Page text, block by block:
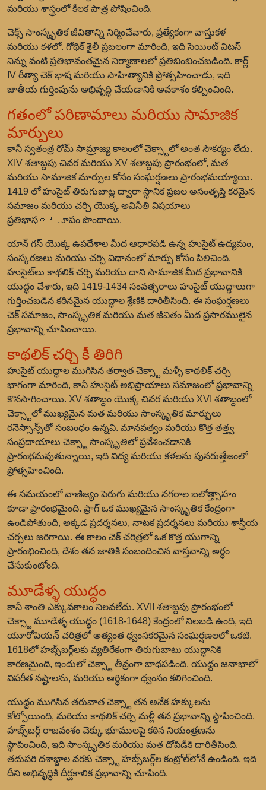
మరియు శాస్త్రంలో కీలక పాత్ర పోషించింది.
చెక్స్ సాంస్కృతిక జీవితాన్ని నిర్మించేవారు, ప్రత్యేకంగా వాస్తుకళ
మరియు కళలో. గోథిక్ శైలీ ప్రబలంగా మారింది, ఇది సెయింట్ విటస్
నిన్ను వంటి ప్రతిభావంతమైన నిర్మాణాలలో ప్రతిబింబించబడింది. కార్ల్
IV రీత్యా చెక్ భాష మరియు సాహిత్యానికి ప్రోత్సహించాడు, ఇది
జాతీయ గుర్తింపును అభివృద్ధి చేయడానికి అవకాశం కల్పించింది.
గతంలో పరిణామాలు మరియు సామాజిక
మార్పులు
కానీ స్వతంత్ర రోమ్ సామ్రాజ్య కాలంలో చెక్స్టాలో అంత సౌకర్యం లేదు.
XIV శతాబ్దపు చివర మరియు XV శతాబ్దపు ప్రారంభంలో, మత
మరియు సామాజిక మార్పుల కోసం సంఘర్షణలు ప్రారంభమయ్యాయి.
1419 లో హుసైట్ తిరుగుబాట్ల ద్వారా స్థానిక ప్రజల అసంతృప్తి కరమైన
సమాజం మరియు చర్చి యొక్క అవినీతి విషయాలు
ప్రతిభాస्वरూపం పొందాయి.
యాన్ గస్ యొక్క ఉపదేశాల మీద ఆధారపడి ఉన్న హుసైట్ ఉద్యమం,
సంస్కరణలు మరియు చర్చి విధానంలో మార్పు కోసం పిలిచింది.
హుసైట్‌లు కాథలిక్ చర్చి మరియు దాని సామాజిక మీద ప్రభావానికి
యుద్ధం చేశారు, ఇది 1419-1434 సంవత్సరాలు హుసైట్ యుద్ధాలుగా
గుర్తించబడిన కఠినమైన యుద్ధాల శ్రేణికి దారితీసింది. ఈ సంఘర్షణలు
చెక్ సమాజం, సాంస్కృతిక మరియు మత జీవితం మీద ప్రసారములైన
ప్రభావాన్ని చూపించాయి.
కాథలిక్ చర్చి కీ తిరిగి
హుసైట్ యుద్ధాల ముగిసిన తర్వాత చెక్స్టా మళ్ళీ కాథలిక్ చర్చి
భాగంగా మారింది, కానీ హుసైట్ అభిప్రాయాలు సమాజంలో ప్రభావాన్ని
కొనసాగించాయి. XV శతాబ్దం యొక్క చివర మరియు XVI శతాబ్దంలో
చెక్స్టాలో ముఖ్యమైన మత మరియు సాంస్కృతిక మార్పులు
రనెస్సాన్స్‌తో సంబంధం ఉన్నవి. మానవత్వం మరియు కొత్త తత్త్వ
సంప్రదాయాలు చెక్స్టా సాంస్కృతిలో ప్రవేశించడానికి
ప్రారంభమవుతున్నాయి, ఇది విద్య మరియు కళలను పునరుత్తేజంలో
ప్రోత్సహించింది.
ఈ సమయంలో వాణిజ్యం పెరుగు మరియు నగరాల బలోత్త్సాహం
కూడా ప్రారంభమైంది. ప్రాగ్ ఒక ముఖ్యమైన సాంస్కృతిక కేంద్రంగా
ఉండిపోతుంది, అక్కడ ప్రదర్శనలు, నాటక ప్రదర్శనలు మరియు శాస్త్రీయ
చర్చలు జరిగాయి. ఈ కాలం చెక్ చరిత్రలో ఒక కొత్త యుగాన్ని
ప్రారంభించింది, దేశం తన జాతికి సంబందించిన వాస్తవాన్ని అర్ధం
చేసుకుంటోంది.
మూడేళ్ళ యుద్ధం
కానీ శాంతి ఎక్కువకాలం నిలవలేదు. XVII శతాబ్దపు ప్రారంభంలో
చెక్స్టా మూడేళ్ళ యుద్ధం (1618-1648) కేంద్రంలో నిలబడి ఉంది, ఇది
యూరోపియన్ చరిత్రలో అత్యంత ధ్వంసకరమైన సంఘర్షణలలో ఒకటి.
1618లో హబ్స్‌బర్గ్‌లకు వ్యతిరేకంగా తిరుగుబాటు యుద్ధానికి
కారణమైంది, ఇందులో చెక్స్టా తీవ్రంగా బాధపడింది. యుద్ధం జనాభాలో
విపరీత నష్టాలను, మరియు ఆర్థికంగా ధ్వంసం కలిగించింది.
యుద్ధం ముగిసిన తరువాత చెక్స్టా తన అనేక హక్కులను
కోల్పోయింది, మరియు కాథలిక్ చర్చి మళ్లీ తన ప్రభావాన్ని స్థాపించింది.
హబ్స్‌బర్గ్ రాజవంశం చెక్కు భూములపై కఠిన నియంత్రణను
స్థాపించింది, ఇది సాంస్కృతిక మరియు మత దోపిడీకి దారితీసింది.
తదుపరి దశాబ్ధాల వరకు చెక్స్టా హబ్స్‌బర్గ్‌ల కంట్రోల్‌లోనే ఉండింది, ఇది
దీని అభివృద్ధికి దీర్ఘకాలిక ప్రభావాన్ని చూపింది.